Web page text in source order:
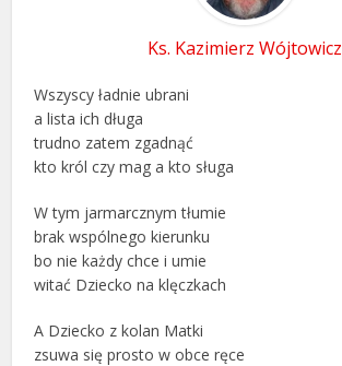
Ks. Kazimierz Wójtowicz
Wszyscy ładnie ubrani
a lista ich długa
trudno zatem zgadnąć
kto król czy mag a kto sługa
W tym jarmarcznym tłumie
brak wspólnego kierunku
bo nie każdy chce i umie
witać Dziecko na klęczkach
A Dziecko z kolan Matki
zsuwa się prosto w obce ręce